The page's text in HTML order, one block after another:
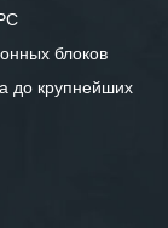
долгих
блоков
до крупнейших